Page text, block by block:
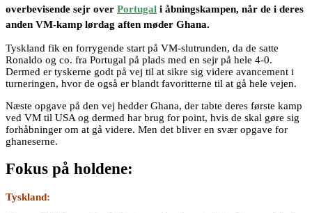
overbevisende sejr over Portugal i åbningskampen, når de i deres
anden VM-kamp lørdag aften møder Ghana.
Tyskland fik en forrygende start på VM-slutrunden, da de satte
Ronaldo og co. fra Portugal på plads med en sejr på hele 4-0.
Dermed er tyskerne godt på vej til at sikre sig videre avancement i
turneringen, hvor de også er blandt favoritterne til at gå hele vejen.
Næste opgave på den vej hedder Ghana, der tabte deres første kamp
ved VM til USA og dermed har brug for point, hvis de skal gøre sig
forhåbninger om at gå videre. Men det bliver en svær opgave for
ghaneserne.
Fokus på holdene:
Tyskland: